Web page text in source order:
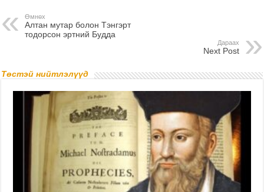
Өмнөх
Алтан мутар болон Тэнгэрт
тодорсон эртний Будда
Дараах
Next Post
Төстэй нийтлэлүүд